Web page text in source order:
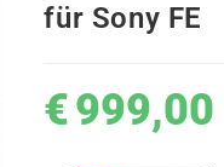
für Sony FE
€999,00